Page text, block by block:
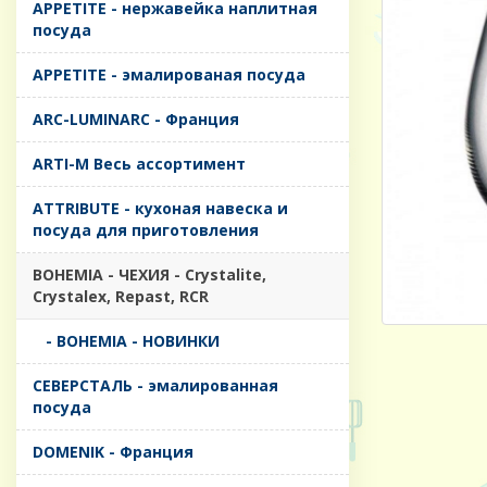
APPETITE - нержавейка наплитная
посуда
APPETITE - эмалированая посуда
ARC-LUMINARC - Франция
ARTI-M Весь ассортимент
ATTRIBUTE - кухоная навеска и
посуда для приготовления
BOHEMIA - ЧЕХИЯ - Crystalite,
Crystalex, Repast, RCR
- BOHEMIA - НОВИНКИ
CЕВЕРСТАЛЬ - эмалированная
посуда
DOMENIK - Франция